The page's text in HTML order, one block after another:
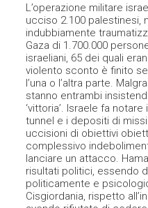
L’operazione militare
ucciso 2.100 palestinesi,
indubbiamente
Gaza di 1.700.000
israeliani, 65 dei quali
violento sconto è finito
l’una o l’altra parte.
stanno entrambi
‘vittoria’. Israele fa
tunnel e i depositi di
uccisioni di obiettivi
complessivo
lanciare un attacco.
risultati politici, essendo
politicamente e
Cisgiordania, rispetto